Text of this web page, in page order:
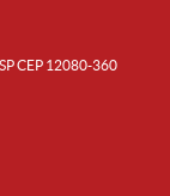
CEP 12080-360